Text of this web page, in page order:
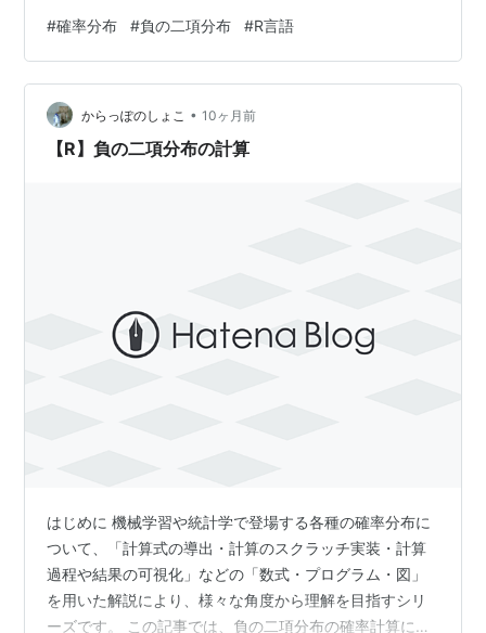
www.anarchive-beta.com 【他の内容】
www.anarchive-beta.com 【今回の内容】 はじめに 負
の二項分布のパラメータの可視化 パラメータの影響 パラ
メータと形状の関係 パラメータと統計量の関係 パラメー
タとモーメントの関係 参考文献 おわりに 負の二項…
#確率分布 #負の二項分布 #R言語
からっぽのしょこ • 10ヶ月前
【R】負の二項分布の計算
はじめに 機械学習や統計学で登場する各種の確率分布に
ついて、「計算式の導出・計算のスクラッチ実装・計算
過程や結果の可視化」などの「数式・プログラム・図」
を用いた解説により、様々な角度から理解を目指すシリ
ーズです。 この記事では、負の二項分布の確率計算につ